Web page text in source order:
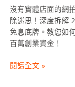
沒有實體店面的網
除迷思！深度拆解
免息底牌。教您如
百萬創業資金！
息？
蝦
皮
賣
必
閱讀全文 »